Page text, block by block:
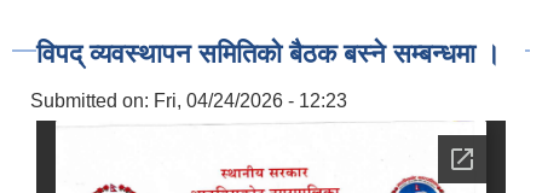
विपद् व्यवस्थापन समितिको बैठक बस्ने सम्बन्धमा ।
Submitted on: Fri, 04/24/2026 - 12:23